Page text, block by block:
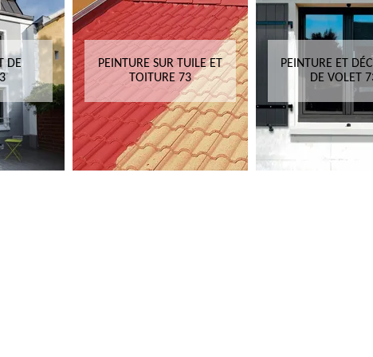
PEINTURE SUR TUILE ET
TOITURE 73
PEINTURE ET DÉCAPAGE
DE VOLET 73